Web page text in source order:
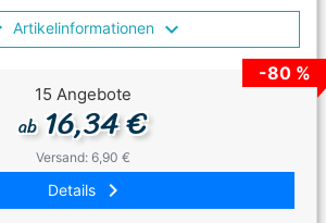
Artikelinformationen
-80 %
15 Angebote
ab16,34 €
Versand: 6,90 €
Details keyboard_arrow_right